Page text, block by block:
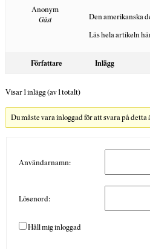
Anonym
Gäst Den amerikanska
Läs hela artikeln
Författare Inlägg
Visar 1 inlägg (av 1 totalt)
Du måste vara inloggad för att svara på detta
Användarnamn:
Lösenord:
Håll mig inloggad